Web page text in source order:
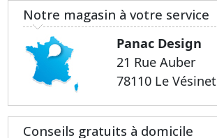
Notre magasin à votre service
Panac Design
21 Rue Auber
78110 Le Vésinet
Conseils gratuits à domicile